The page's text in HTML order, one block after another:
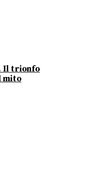
Il trionfo
mito